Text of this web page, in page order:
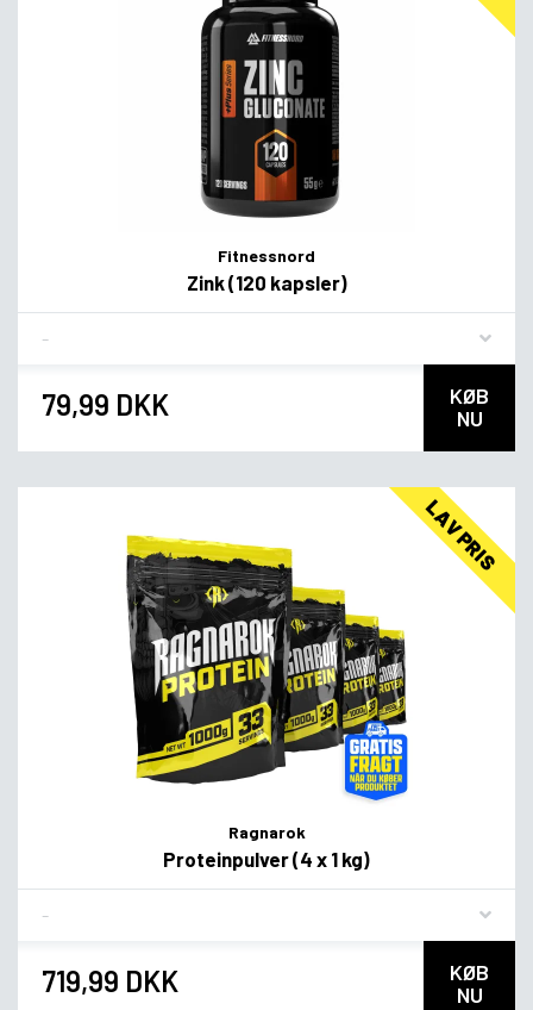
Fitnessnord
Zink (120 kapsler)
79,99 DKK
KØB
NU
LAV PRIS
Ragnarok
Proteinpulver (4 x 1 kg)
719,99 DKK
KØB
NU